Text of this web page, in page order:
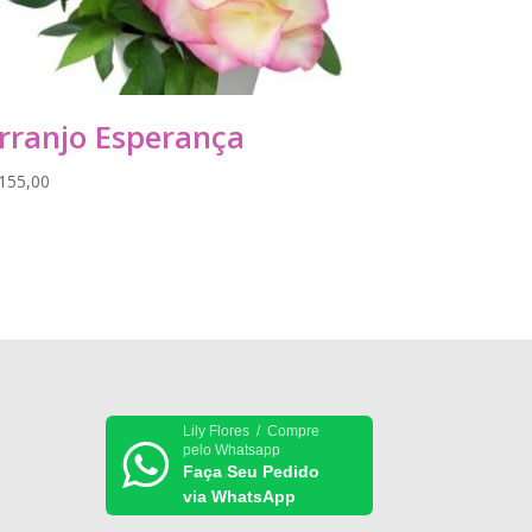
Esperança
Lily Flores / Compre
pelo Whatsapp
Faça Seu Pedido
via WhatsApp